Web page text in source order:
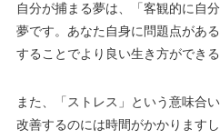
自分が捕まる夢は、「客観的に自
夢です。あなた自身に問題点があ
することでより良い生き方ができ
また、「ストレス」という意味合
改善するのには時間がかかります